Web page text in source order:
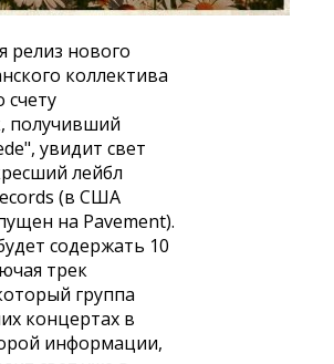
релиз нового
коллектива
счету
получивший
увидит свет
лейбл
(в США
на Pavement).
содержать 10
трек
группа
концертах в
информации,